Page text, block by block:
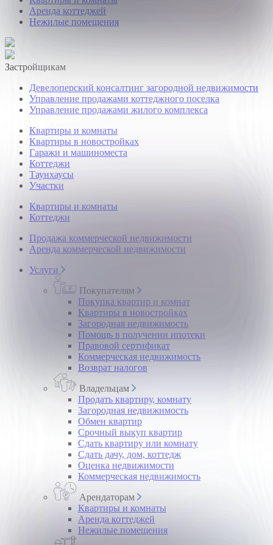
Аренда коттеджей
Нежилые помещения
Застройщикам
Девелоперский консалтинг загородной недвижимости
Управление продажами коттеджного поселка
Управление продажами жилого комплекса
Квартиры и комнаты
Квартиры в новостройках
Гаражи и машиноместа
Коттеджи
Таунхаусы
Участки
Квартиры и комнаты
Коттеджи
Продажа коммерческой недвижимости
Аренда коммерческой недвижимости
Услуги
Покупателям
Покупка квартир и комнат
Квартиры в новостройках
Загородная недвижимость
Помощь в получении ипотеки
Правовой сертификат
Коммерческая недвижимость
Возврат налогов
Владельцам
Продать квартиру, комнату
Загородная недвижимость
Обмен квартир
Срочный выкуп квартир
Сдать квартиру или комнату
Сдать дачу, дом, коттедж
Оценка недвижимости
Коммерческая недвижимость
Арендаторам
Квартиры и комнаты
Аренда коттеджей
Нежилые помещения